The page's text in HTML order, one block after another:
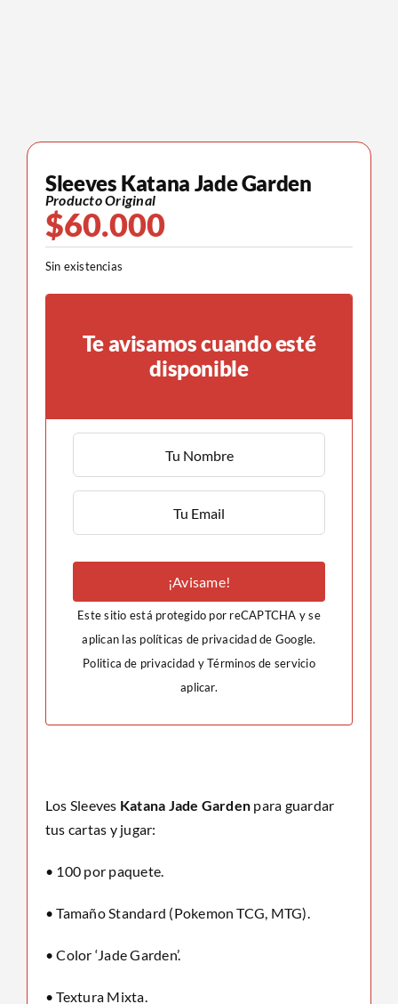
Sleeves Katana Jade Garden
Producto Original
$60.000
Sin existencias
Te avisamos cuando esté
disponible
¡Avisame!
Este sitio está protegido por reCAPTCHA y se
aplican las políticas de privacidad de Google.
Politica de privacidad yTérminos de servicio
aplicar.
Los Sleeves Katana Jade Garden para guardar
tus cartas y jugar:
• 100 por paquete.
• Tamaño Standard (Pokemon TCG, MTG).
• Color ‘Jade Garden’.
• Textura Mixta.